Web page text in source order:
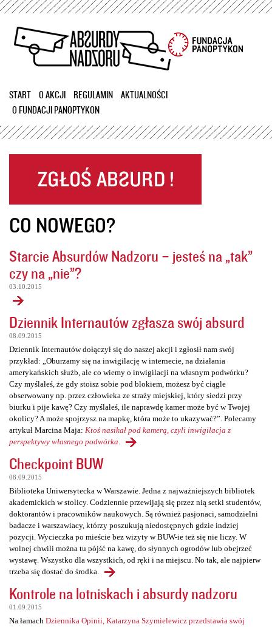
Przejdź
treści
START O AKCJI REGULAMIN
AKTUALNOŚCI
O FUNDACJI PANOPTYKON
CO NOWEGO?
Starcie Absurdów Nadzoru – jesteś na „tak”
czy na „nie”?
03.10.2015
Dziennik Internautów zgłasza swój absurd
08.09.2015
Dziennik Internautów dołączył się do naszej akcji i zgłosił nam swój
przykład: „Oburzamy się na inwigilację w internecie, na działania
amerykańskich służb, ale co wiemy o inwigilacji na własnym podwórku?
Czy myślałeś, że gdy stoisz sobie pod blokiem, możesz być ciągle
obserwowany np. przez człowieka ze straży miejskiej, który siedzi przy
biurku i pije kawę? Czy myślałeś, ile naprawdę kamer może być w Twojej
okolicy? A może spojrzysz na mapkę, która może to ukazywać?”. Polecamy
artykuł Marcina Maja: Ktoś nasikał pod kamerą, czyli inwigilacja z
perspektywy własnego podwórka
Checkpoint BUW
08.09.2015
Biblioteka Uniwersytecka w Warszawie. Jedna z najważniejszych bibliotek
akademickich w stolicy. Codziennie przewijają się przez nią setki studentów,
doktorantów i pracowników naukowych. Są również pasjonaci, samodzielni
badacze i warszawiacy, którzy poszukują niedostępnych gdzie indziej
pozycji. Wycieczka po mieście bez wizyty w BUW-ie też się nie liczy. W
wolnej chwili można tu pójść na kawę, do słynnych ogrodów lub obejrzeć
wystawę. Wszystko dla wszystkich, od ręki i na miejscu. No tak, ale najpierw
trzeba się dostać do środka.
Kontrole na lotniskach i absurdy nadzoru
01.09.2015
Na łamach Dziennika Opinii, Katarzyna Szymielewicz przedstawia swój